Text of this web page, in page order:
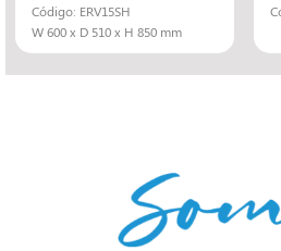
Código: ERV15SH
W 600 x D 510 x H 850 mm